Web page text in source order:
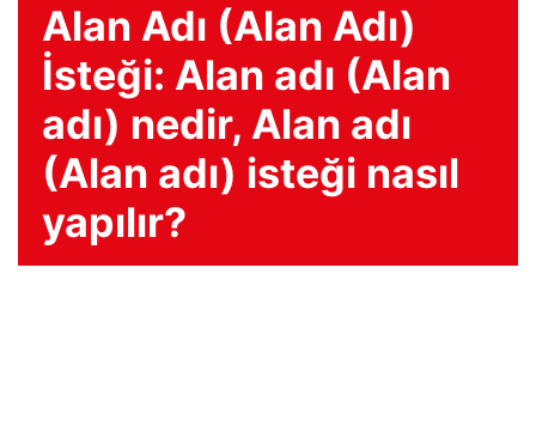
Alan Adı (Alan Adı)
İsteği: Alan adı (Alan
adı) nedir, Alan adı
(Alan adı) isteği nasıl
yapılır?